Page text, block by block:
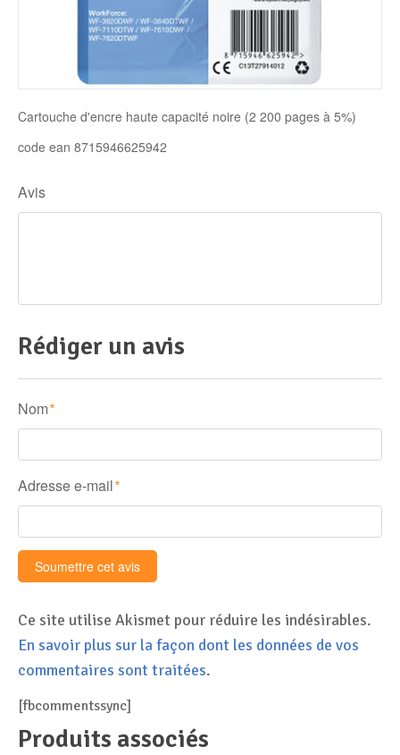
Disque SSD
Cartouche d'encre haute capacité noire (2 200 pages à 5%)
code ean 8715946625942
Avis
Rédiger un avis
Nom *
Adresse e-mail *
Ce site utilise Akismet pour réduire les indésirables.
En savoir plus sur la façon dont les données de vos
commentaires sont traitées.
[fbcommentssync]
Produits associés